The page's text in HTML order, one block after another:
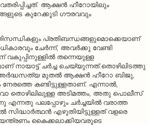
ആക്ഷന്‍ ഹീറോയിലും
കുറേക്കൂടി ഗൗരവവും
പ്രതിബന്ധങ്ങളുമൊക്കെയാണ്
ചേര്‍ന്ന്, അവര്‍ക്കു വേണ്ടി
വകുപ്പിനുള്ളില്‍ തന്നെയുള്ള
നായാട്ട് ചര്‍ച്ച ചെയ്യുന്നത്.തൊഴിലിടത്തു
അര്‍ദ്ധസത്യ മുതല്‍ ആക്ഷന്‍ ഹീറോ ബിജു,
കണ്ടിട്ടുള്ളതാണ്. എന്നാല്‍,
തൊഴിലിലുള്ള അടിമത്തം, അതു പൊലീസ്
എന്നതു പലപ്പോഴും ചര്‍ച്ചയില്‍ വരാത്ത
എഴുതിയിട്ടുള്ളത് വളരെ
കൈക്കലാക്കിയവരുടെ